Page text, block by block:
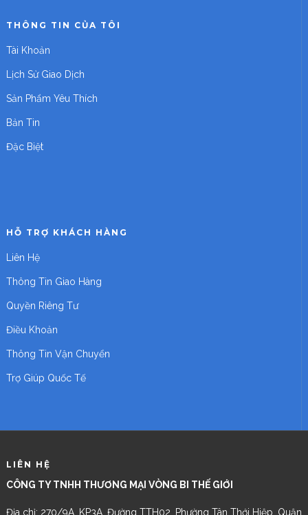
THÔNG TIN CỦA TÔI
Tài Khoản
Lịch Sử Giao Dịch
Sản Phẩm Yêu Thích
Bản Tin
Đặc Biệt
HỖ TRỢ KHÁCH HÀNG
Liên Hệ
Thông Tin Giao Hàng
Quyền Riêng Tư
Điều Khoản
Thông Tin Vận Chuyển
Trợ Giúp Quốc Tế
LIÊN HỆ
CÔNG TY TNHH THƯƠNG MẠI VÒNG BI THẾ GIỚI
Địa chỉ: 270/9A, KP3A, Đường TTH02, Phường Tân Thới Hiệp, Quận